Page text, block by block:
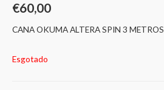
€60,00
CANA OKUMA ALTERA SPIN 3 METROS
Esgotado